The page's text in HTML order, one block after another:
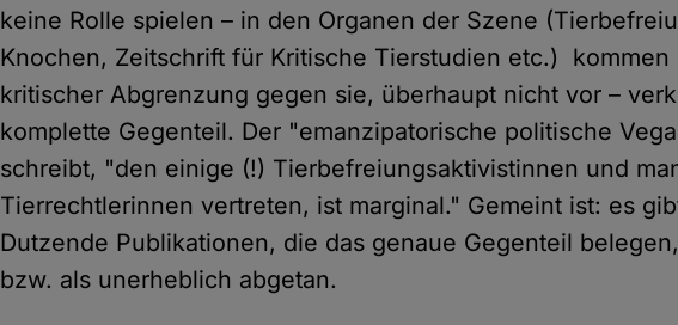
keine Rolle spielen – in den Organen der Szene
Knochen, Zeitschrift für Kritische Tierstudien etc.) kommen
kritischer Abgrenzung gegen sie, überhaupt nicht vor –
komplette Gegenteil. Der "emanzipatorische politische
schreibt, "den einige (!) Tierbefreiungsaktivistinnen und
Tierrechtlerinnen vertreten, ist marginal." Gemeint ist: es
Dutzende Publikationen, die das genaue Gegenteil
bzw. als unerheblich abgetan.